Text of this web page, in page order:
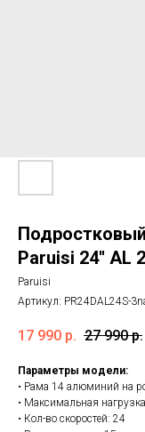
Paruisi 24'' AL
Paruisi
Артикул: PR24DAL24S-
17 990 р. 27 990 р.
Параметры модели:
• Рама 14 алюминий на
• Максимальная
• Кол-во скоростей: 24